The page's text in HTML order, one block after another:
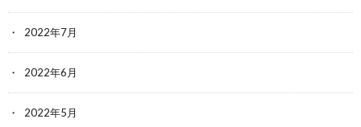
2022年7月
2022年6月
2022年5月